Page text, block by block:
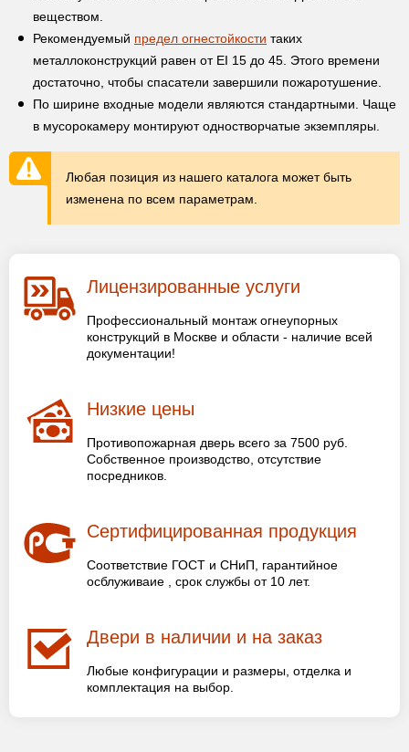
веществом.
Рекомендуемый предел огнестойкости таких
металлоконструкций равен от EI 15 до 45. Этого времени
достаточно, чтобы спасатели завершили пожаротушение.
По ширине входные модели являются стандартными. Чаще
в мусорокамеру монтируют одностворчатые экземпляры.
Любая позиция из нашего каталога может быть
изменена по всем параметрам.
Лицензированные услуги
Профессиональный монтаж огнеупорных
конструкций в Москве и области - наличие всей
документации!
Низкие цены
Противопожарная дверь всего за 7500 руб.
Собственное производство, отсутствие
посредников.
Сертифицированная продукция
Соответствие ГОСТ и СНиП, гарантийное
осблуживаие , срок службы от 10 лет.
Двери в наличии и на заказ
Любые конфигурации и размеры, отделка и
комплектация на выбор.